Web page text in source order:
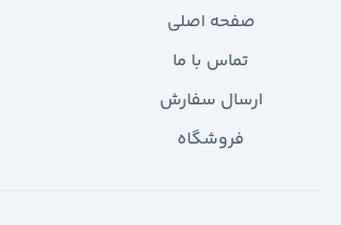
صفحه اصلی
تماس با ما
ارسال سفارش
فروشگاه